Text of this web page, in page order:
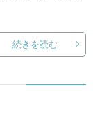
続きを読む